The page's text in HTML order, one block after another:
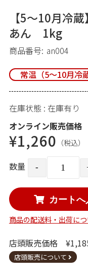
【5～10月冷
あん 1kg
商品番号: an004
常温（5～10月冷蔵
在庫状態 : 在庫有り
オンライン販売価格
¥1,260 （税込）
数量
商品の配送料・出荷に
店頭販売価格
店頭販売について